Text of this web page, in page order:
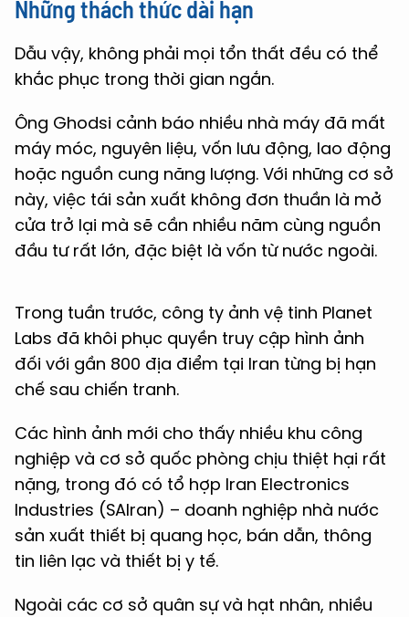
Những thách thức dài hạn
Dẫu vậy, không phải mọi tổn thất đều có thể
khắc phục trong thời gian ngắn.
Ông Ghodsi cảnh báo nhiều nhà máy đã mất
máy móc, nguyên liệu, vốn lưu động, lao động
hoặc nguồn cung năng lượng. Với những cơ sở
này, việc tái sản xuất không đơn thuần là mở
cửa trở lại mà sẽ cần nhiều năm cùng nguồn
đầu tư rất lớn, đặc biệt là vốn từ nước ngoài.
Trong tuần trước, công ty ảnh vệ tinh Planet
Labs đã khôi phục quyền truy cập hình ảnh
đối với gần 800 địa điểm tại Iran từng bị hạn
chế sau chiến tranh.
Các hình ảnh mới cho thấy nhiều khu công
nghiệp và cơ sở quốc phòng chịu thiệt hại rất
nặng, trong đó có tổ hợp Iran Electronics
Industries (SAIran) – doanh nghiệp nhà nước
sản xuất thiết bị quang học, bán dẫn, thông
tin liên lạc và thiết bị y tế.
Ngoài các cơ sở quân sự và hạt nhân, nhiều